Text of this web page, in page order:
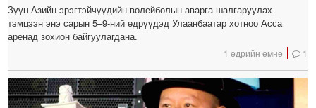
Зүүн Азийн эрэгтэйчүүдийн волейболын аварга шалгаруулах
тэмцээн энэ сарын 5–9-ний өдрүүдэд Улаанбаатар хотноо Асса
аренад зохион байгуулагдана.
1 өдрийн өмнө 1